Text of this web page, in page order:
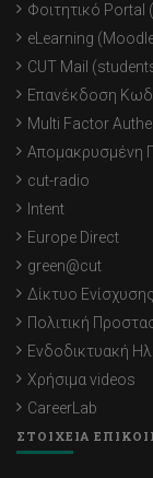
Φοιτητικό Portal
eLearning
CUT Mail
Επανέκδοση
Multi Factor
Απομακρυσμένη
cut-radio
Intent
Europe Direct
green@cut
Δίκτυο
Πολιτική
Ενδοδικτυακή
Χρήσιμα videos
CareerLab
ΣΤΟΙΧΕΙΑ